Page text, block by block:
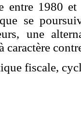
entre 1980
se
une
caractère
fiscale,